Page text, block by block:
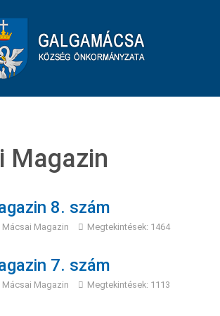
Magazin
8. szám
Mácsai Magazin Megtekintések: 1464
7. szám
Mácsai Magazin Megtekintések: 1113